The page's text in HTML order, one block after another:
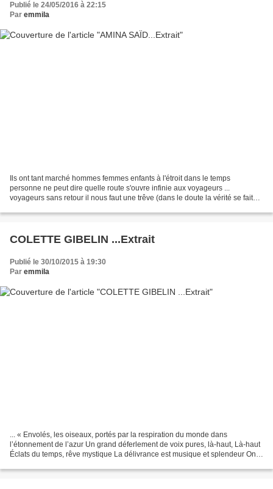
Publié le 24/05/2016 à 22:15
Par emmila
Ils ont tant marché hommes femmes enfants à l'étroit dans le temps
personne ne peut dire quelle route s'ouvre infinie aux voyageurs ...
voyageurs sans retour il nous faut une trêve (dans le doute la vérité se fait
COLETTE GIBELIN ...Extrait
Publié le 30/10/2015 à 19:30
Par emmila
... « Envolés, les oiseaux, portés par la respiration du monde dans
l’étonnement de l’azur Un grand déferlement de voix pures, là-haut, Là-haut
Éclats du temps, rêve mystique La délivrance est musique et splendeur On